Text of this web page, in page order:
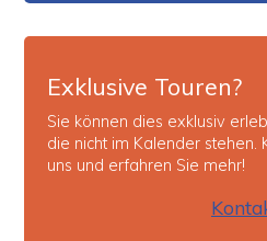
Exklusive Touren?
Sie können dies exklusiv
die nicht im Kalender stehen.
uns und erfahren Sie mehr!